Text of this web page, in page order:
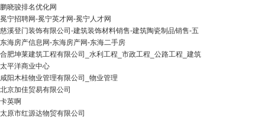
鹏晓骏排名优化网
冕宁招聘网-冕宁英才网-冕宁人才网
慈溪登门装饰有限公司-建筑装饰材料销售-建筑陶瓷制品销售-五
东海房产信息网-东海房产网-东海二手房
合肥坤莱建筑工程有限公司_水利工程_市政工程_公路工程_建筑
太平洋商业中心
咸阳木桂物业管理有限公司_物业管理
北京加佳贸易有限公司
卡英啊
太原市红源达物贸有限公司